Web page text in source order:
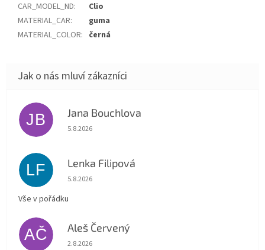
CAR_MODEL_ND:
Clio
MATERIAL_CAR:
guma
MATERIAL_COLOR: černá
JB Jana Bouchlova
Hodnocení obchodu je 5 z 5 hvězdiček.
5.8.2026
LF Lenka Filipová
Hodnocení obchodu je 5 z 5 hvězdiček.
5.8.2026
Vše v pořádku
AČ Aleš Červený
Hodnocení obchodu je 5 z 5 hvězdiček.
2.8.2026